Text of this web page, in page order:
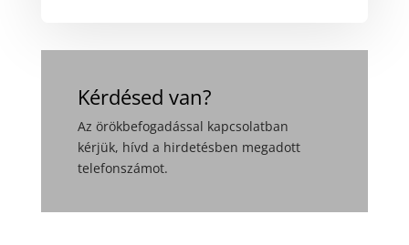
Kérdésed van?
Az örökbefogadással kapcsolatban
kérjük, hívd a hirdetésben megadott
telefonszámot.